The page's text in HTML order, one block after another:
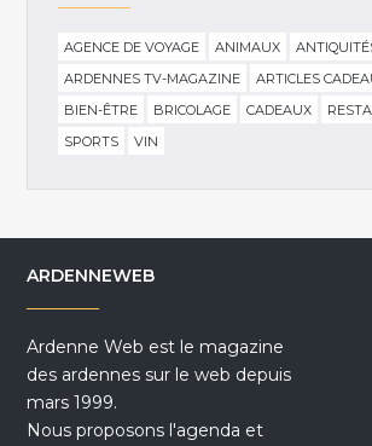
AGENCE DE VOYAGE ANIMAUX
ARDENNES TV-MAGAZINE
ARTICLES
BIEN-ÊTRE
BRICOLAGE CADEAUX
SPORTS
VIN
ARDENNEWEB
Ardenne Web est le magazine
des ardennes sur le web depuis
mars 1999.
Nous proposons l'agenda et